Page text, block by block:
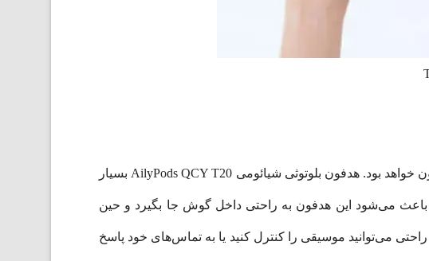
این هدفون دارای گواهی IPX4 است که بدین معناست که در برابر پاشش آب یا تعریق بدن حین ورزش مصون خواهد بود. هدفون بلوتوثی شیائومی AilyPods QCY T20 بسیار
می‌شود این هدفون به راحتی داخل گوش جا بگیرد و حین
می‌توانید موسیقی را کنترل کنید یا به تماس‌های خود پاسخ